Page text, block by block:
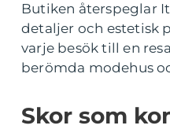
Butiken återspeglar
detaljer och estetisk
varje besök till en
berömda modehus
Skor som